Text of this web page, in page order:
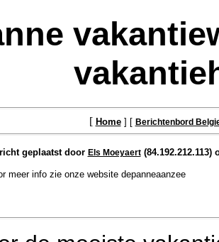
[ Home] [ Berichtenbord
geplaatst door Els Moeyaert(84.192.212.113)
meer info zie onze website depanneaanzee